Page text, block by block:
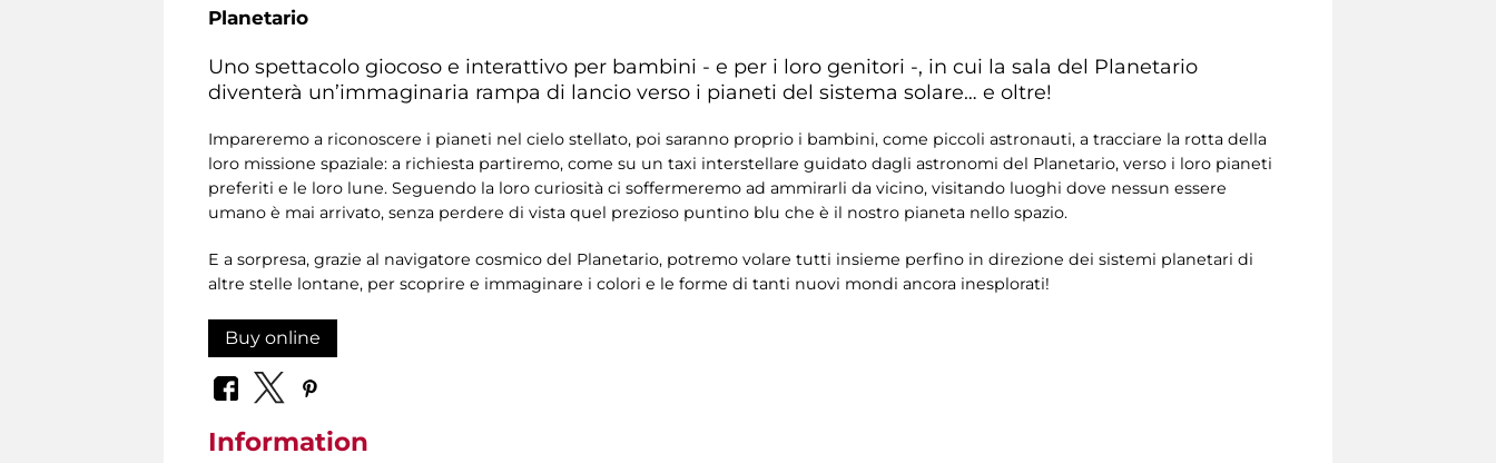
Planetario
Uno spettacolo giocoso e interattivo per bambini - e per i loro genitori -, in cui la sala del Planetario
diventerà un’immaginaria rampa di lancio verso i pianeti del sistema solare… e oltre!
Impareremo a riconoscere i pianeti nel cielo stellato, poi saranno proprio i bambini, come piccoli astronauti, a tracciare la rotta della
loro missione spaziale: a richiesta partiremo, come su un taxi interstellare guidato dagli astronomi del Planetario, verso i loro pianeti
preferiti e le loro lune. Seguendo la loro curiosità ci soffermeremo ad ammirarli da vicino, visitando luoghi dove nessun essere
umano è mai arrivato, senza perdere di vista quel prezioso puntino blu che è il nostro pianeta nello spazio.
E a sorpresa, grazie al navigatore cosmico del Planetario, potremo volare tutti insieme perfino in direzione dei sistemi planetari di
altre stelle lontane, per scoprire e immaginare i colori e le forme di tanti nuovi mondi ancora inesplorati!
Buy online
Information